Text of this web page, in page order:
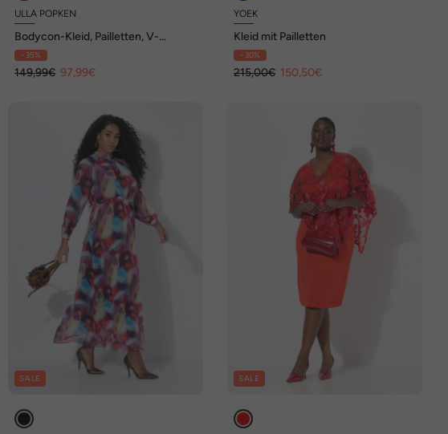
ULLA POPKEN
Bodycon-Kleid, Pailletten, V-
Ausschnitt, Langarm, Federn
- 35%
149,99€ 97,99€
YOEK
Kleid mit Pailletten
- 30%
215,00€ 150,50€
SALE SALE